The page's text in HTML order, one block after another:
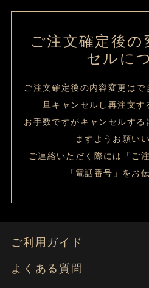
ご注文確定後の
セルに
ご注文確定後の内容変更は
旦キャンセルし再注文す
お手数ですがキャンセルする
ますようお願い
ご連絡いただく際には「ご
「電話番号」をお
ご利用ガイド
よくある質問